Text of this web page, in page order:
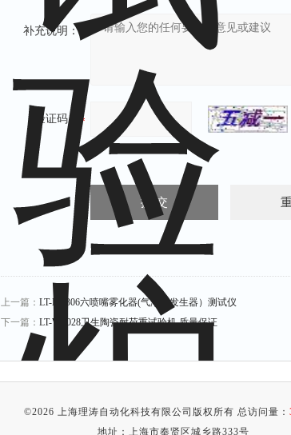
补充说明：
验证码：
上一篇： LT-M9306六喷嘴雾化器(气溶胶发生器）测试仪
下一篇： LT-WS028卫生陶瓷耐荷重试验机 质量保证
©2026 上海理涛自动化科技有限公司版权所有 总访问量：
地址：上海市奉贤区城乡路333号